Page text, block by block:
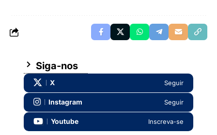
Siga-nos
X Seguir
Instagram Seguir
Youtube Inscreva-se